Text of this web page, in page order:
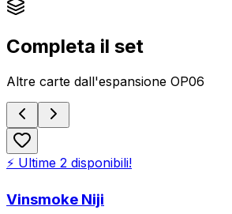
Completa il set
Altre carte dall'espansione OP06
⚡ Ultime 2 disponibili!
Vinsmoke Niji